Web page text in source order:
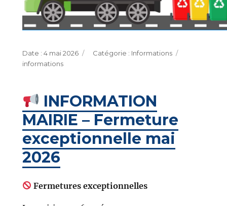
Publié
le
4 mai 2026 Catégories
Informations
informations
INFORMATION
MAIRIE – Fermeture
exceptionnelle mai
2026
Fermetures exceptionnelles